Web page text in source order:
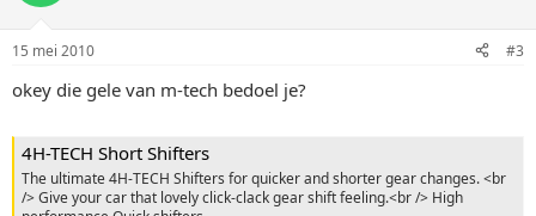
15 mei 2010 #3
okey die gele van m-tech bedoel je?
4H-TECH Short Shifters
The ultimate 4H-TECH Shifters for quicker and shorter gear changes. <br
/> Give your car that lovely click-clack gear shift feeling.<br /> High